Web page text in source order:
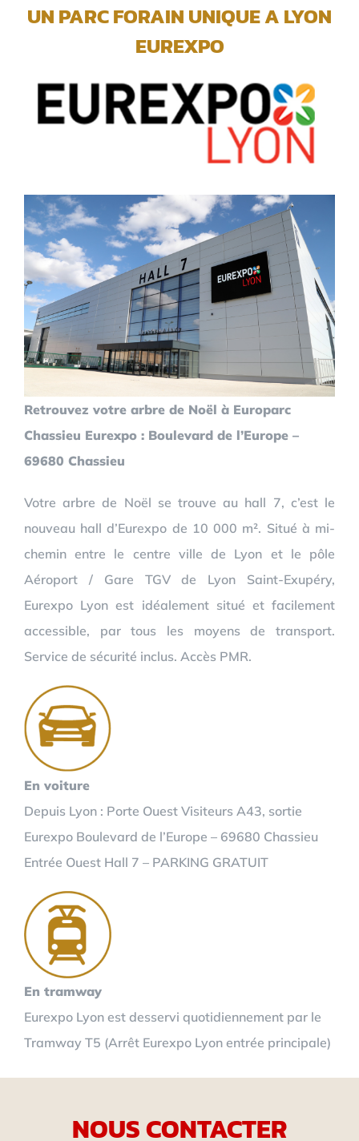
UN PARC FORAIN UNIQUE A LYON
EUREXPO
Retrouvez votre arbre de Noël à Europarc
Chassieu Eurexpo : Boulevard de l’Europe –
69680 Chassieu
Votre arbre de Noël se trouve au hall 7, c’est le
nouveau hall d’Eurexpo de 10 000 m². Situé à mi-
chemin entre le centre ville de Lyon et le pôle
Aéroport / Gare TGV de Lyon Saint-Exupéry,
Eurexpo Lyon est idéalement situé et facilement
accessible, par tous les moyens de transport.
Service de sécurité inclus. Accès PMR.
En voiture
Depuis Lyon : Porte Ouest Visiteurs A43, sortie
Eurexpo Boulevard de l’Europe – 69680 Chassieu
Entrée Ouest Hall 7 – PARKING GRATUIT
En tramway
Eurexpo Lyon est desservi quotidiennement par le
Tramway T5 (Arrêt Eurexpo Lyon entrée principale)
NOUS CONTACTER